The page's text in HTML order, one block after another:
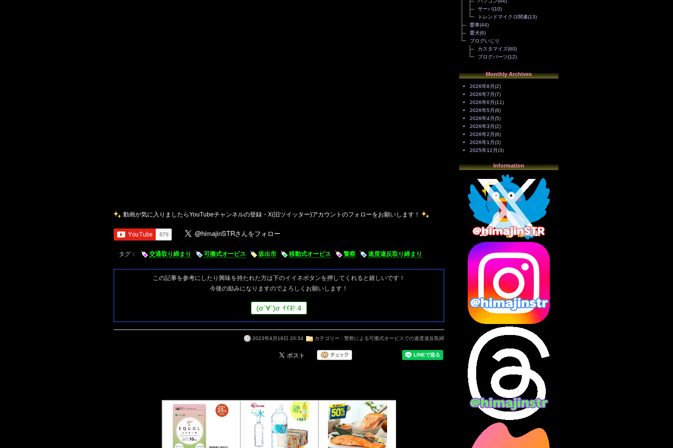
動画が気に入りましたらYouTubeチャンネルの登録・X(旧ツイッター)アカウントのフォローをお願いします！
タグ： 交通取り締まり 可搬式オービス 坂出市 移動式オービス 警察 速度違反取り締まり
この記事を参考にしたり興味を持たれた方は下のイイネボタンを押してくれると嬉しいです！
今後の励みになりますのでよろしくお願いします！
(σ´∀`)σ ｲｲﾈ! 4
2023年4月18日 20:34 カテゴリー : 警察による可搬式オービスでの速度違反取締
サーバ(10)
トレンドマイクロ関連(13)
愛車(44)
愛犬(6)
ブログいじり
カスタマイズ(60)
ブログパーツ(12)
Monthly Archives
2026年8月(2)
2026年7月(7)
2026年6月(11)
2026年5月(8)
2026年4月(5)
2026年3月(2)
2026年2月(6)
2026年1月(3)
2025年12月(3)
2025年10月(3)
2025年8月 (3)
2025年7月(2)
2025年6月(1)
2025年5月
(7)
2025年4月(2)
2025年3月 (8)
2025年2月(10)
2025年1月
2024年12月
2024年11月(13)
2024年10月
2024年9月 (14)
2024年8月 (13)
2024年7月
(7)
2024年6月(10)
2024年5月(12)
2024年4月(15)
2024年3月
2024年1月
2023年12月
2023年11月 (4)
2023年10月
(3)
2023年9月
2023年8月(12)
2023年7月
(14)
2023年6月
2023年5月
(5)
2023年4月(6)
2023年3月
(3)
2023年1月
2022年12月
2022年11月
Information